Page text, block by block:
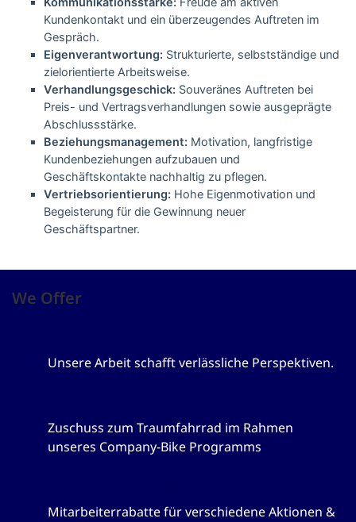
Kundenkontakt und ein überzeugendes Auftreten im
Gespräch.
Eigenverantwortung: Strukturierte, selbstständige und
zielorientierte Arbeitsweise.
Verhandlungsgeschick: Souveränes Auftreten bei
Preis- und Vertragsverhandlungen sowie ausgeprägte
Abschlussstärke.
Beziehungsmanagement: Motivation, langfristige
Kundenbeziehungen aufzubauen und
Geschäftskontakte nachhaltig zu pflegen.
Vertriebsorientierung: Hohe Eigenmotivation und
Begeisterung für die Gewinnung neuer
Geschäftspartner.
We Offer
Unsere Arbeit schafft verlässliche Perspektiven.
Zuschuss zum Traumfahrrad im Rahmen
unseres Company-Bike Programms
Mitarbeiterrabatte für verschiedene Aktionen &